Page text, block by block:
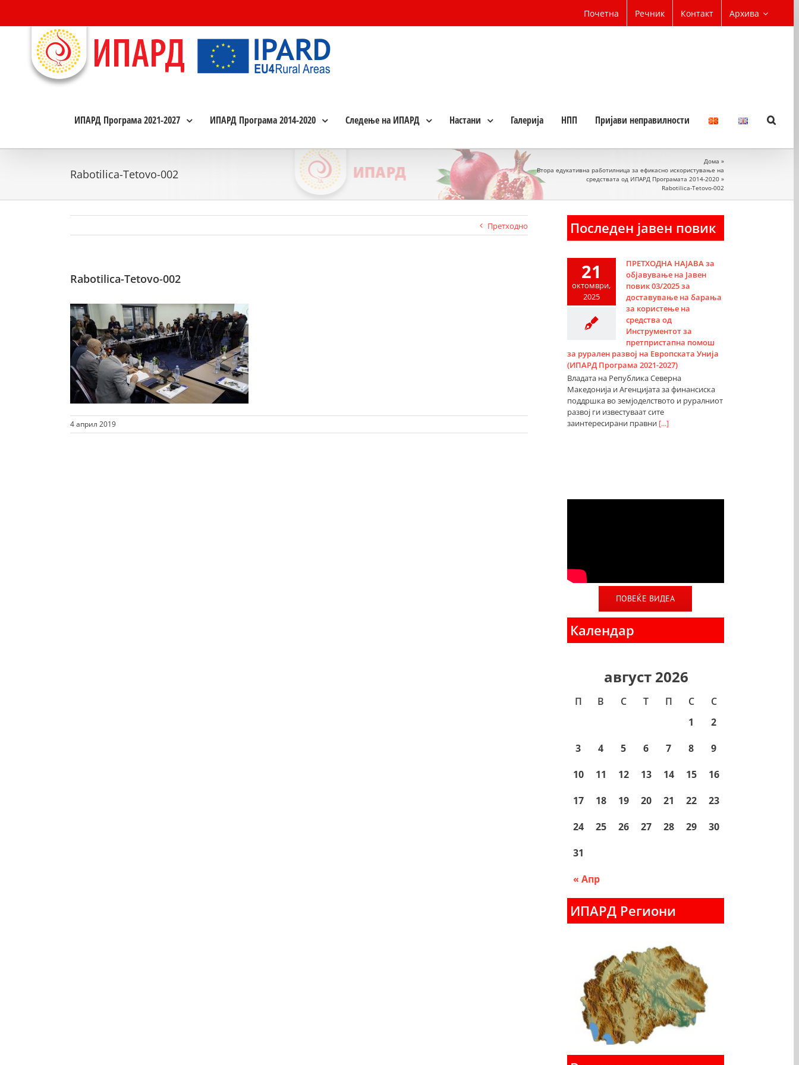
content
Почетна Речник Контакт Архива
ИПАРД Програма 2021-2027 ИПАРД Програма 2014-2020 Следење на ИПАРД Настани Галерија НПП Пријави неправилности
Rabotilica-Tetovo-002
Дома »
Втора едукативна работилница за ефикасно искористување на
средствата од ИПАРД Програмата 2014-2020»
Rabotilica-Tetovo-002
Претходно
Rabotilica-Tetovo-002
4 април 2019
Последен јавен повик
21
октомври,
2025
ПРЕТХОДНА НАЈАВА за
објавување на Јавен
повик 03/2025 за
доставување на барања
за користење на
средства од
Инструментот за
претпристапна помош
за рурален развој на Европската Унија
(ИПАРД Програма 2021-2027)
Владата на Република Северна
Македонија и Агенцијата за финансиска
поддршка во земјоделството и руралниот
развој ги известуваат сите
заинтересирани правни [...]
ПОВЕЌЕ ВИДЕА
Календар
август 2026
П В С T П С С
« Апр
1
2
3
4 5 6 7 8
9
10
11 12 13 14 15
16
17
18 19 20 21 22
23
24
25 26 27 28 29
30
31
ИПАРД Региони